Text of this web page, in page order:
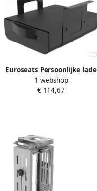
Euroseats Persoonlijke lade
369x292x189mm zwart
1 webshop
€ 114,67